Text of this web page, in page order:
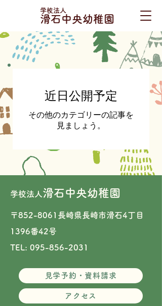
学校法人
滑石中央幼稚園
近日公開予定
その他のカテゴリーの記事を
見ましょう。
学校法人 滑石中央幼稚園
〒852-8061長崎県長崎市滑石4丁目
1396番42号​
TEL: 095-856-2031
見学予約・資料請求
アクセス